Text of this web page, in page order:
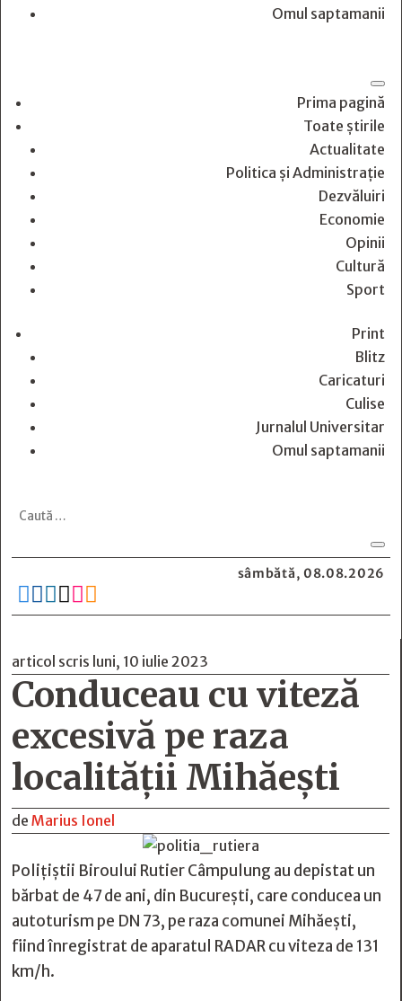
Omul saptamanii
Prima pagină
Toate știrile
Actualitate
Politica și Administrație
Dezvăluiri
Economie
Opinii
Cultură
Sport
Print
Blitz
Caricaturi
Culise
Jurnalul Universitar
Omul saptamanii
sâmbătă, 08.08.2026
     
articol scris luni, 10 iulie 2023
Conduceau cu viteză
excesivă pe raza
localității Mihăești
de Marius Ionel
Polițiștii Biroului Rutier Câmpulung au depistat un
bărbat de 47 de ani, din București, care conducea un
autoturism pe DN 73, pe raza comunei Mihăești,
fiind înregistrat de aparatul RADAR cu viteza de 131
km/h.